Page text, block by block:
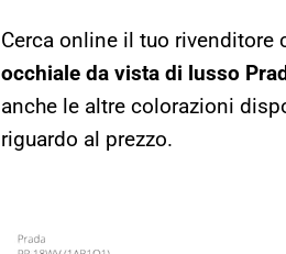
Cerca online il tuo rivenditore
occhiale da vista di lusso
anche le altre colorazioni
riguardo al prezzo.